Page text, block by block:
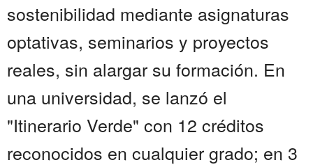
sostenibilidad mediante asignaturas
optativas, seminarios y proyectos
reales, sin alargar su formación. En
una universidad, se lanzó el
"Itinerario Verde" con 12 créditos
reconocidos en cualquier grado; en 3